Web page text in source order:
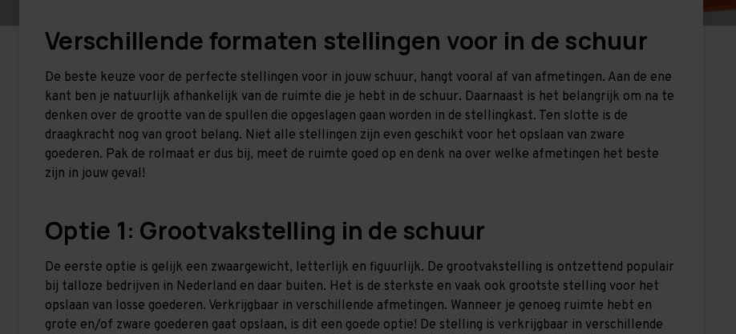
Verschillende formaten stellingen voor in de schuur
De beste keuze voor de perfecte stellingen voor in jouw schuur, hangt vooral af van afmetingen. Aan de ene
kant ben je natuurlijk afhankelijk van de ruimte die je hebt in de schuur. Daarnaast is het belangrijk om na te
denken over de grootte van de spullen die opgeslagen gaan worden in de stellingkast. Ten slotte is de
draagkracht nog van groot belang. Niet alle stellingen zijn even geschikt voor het opslaan van zware
goederen. Pak de rolmaat er dus bij, meet de ruimte goed op en denk na over welke afmetingen het beste
zijn in jouw geval!
Optie 1: Grootvakstelling in de schuur
De eerste optie is gelijk een zwaargewicht, letterlijk en figuurlijk. De grootvakstelling is ontzettend populair
bij talloze bedrijven in Nederland en daar buiten. Het is de sterkste en vaak ook grootste stelling voor het
opslaan van losse goederen. Verkrijgbaar in verschillende afmetingen. Wanneer je genoeg ruimte hebt en
grote en/of zware goederen gaat opslaan, is dit een goede optie! De stelling is verkrijgbaar in verschillende